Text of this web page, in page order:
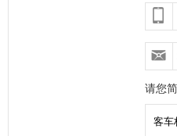
请您